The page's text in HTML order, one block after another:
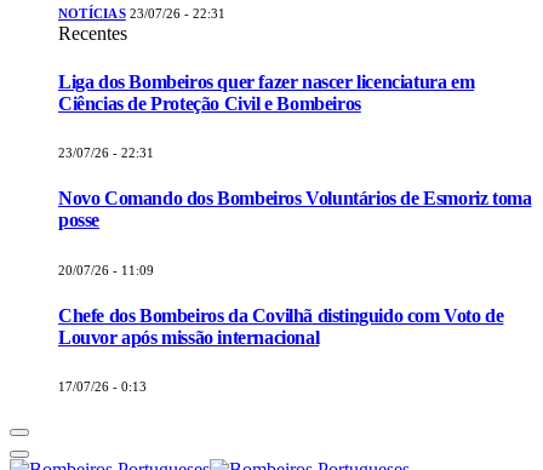
NOTÍCIAS 23/07/26 - 22:31
Recentes
Liga dos Bombeiros quer fazer nascer licenciatura em
Ciências de Proteção Civil e Bombeiros
23/07/26 - 22:31
Novo Comando dos Bombeiros Voluntários de Esmoriz toma
posse
20/07/26 - 11:09
Chefe dos Bombeiros da Covilhã distinguido com Voto de
Louvor após missão internacional
17/07/26 - 0:13